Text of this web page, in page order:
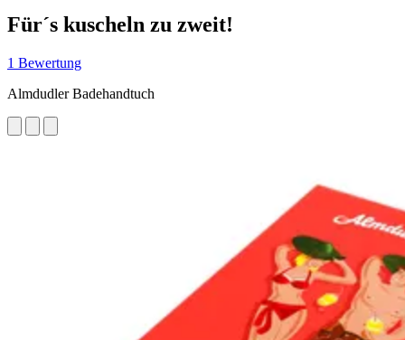
Für´s kuscheln zu zweit!
1 Bewertung
Almdudler Badehandtuch